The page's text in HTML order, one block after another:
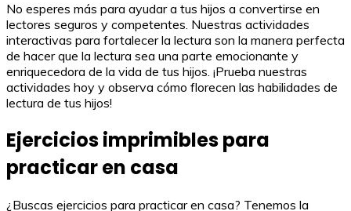
No esperes más para ayudar a tus hijos a convertirse en
lectores seguros y competentes. Nuestras actividades
interactivas para fortalecer la lectura son la manera perfecta
de hacer que la lectura sea una parte emocionante y
enriquecedora de la vida de tus hijos. ¡Prueba nuestras
actividades hoy y observa cómo florecen las habilidades de
lectura de tus hijos!
Ejercicios imprimibles para
practicar en casa
¿Buscas ejercicios para practicar en casa? Tenemos la